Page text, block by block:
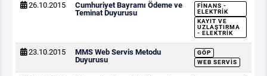
26.10.2015
Cumhuriyet Bayramı Ödeme ve
Teminat Duyurusu
FINANS -
ELEKTRIK
KAYIT VE
UZLAŞTIRMA
- ELEKTRIK
23.10.2015
MMS Web Servis Metodu
Duyurusu
GÖP
WEB SERVIS